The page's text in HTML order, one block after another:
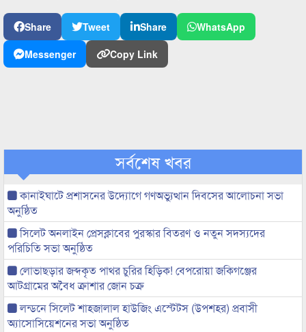
Share Tweet Share
WhatsApp
Messenger
Copy Link
সর্বশেষ খবর
কানাইঘাটে প্রশাসনের উদ্যোগে গণঅভ্যুত্থান দিবসের আলোচনা সভা
অনুষ্ঠিত
সিলেট অনলাইন প্রেসক্লাবের পুরস্কার বিতরণ ও নতুন সদস্যদের
পরিচিতি সভা অনুষ্ঠিত
লোভাছড়ার জব্দকৃত পাথর চুরির হিড়িক! বেপরোয়া জকিগঞ্জের
আটগ্রামের অবৈধ ক্রাশার জোন চক্র
লন্ডনে সিলেট শাহজালাল হাউজিং এস্টেটস (উপশহর) প্রবাসী
অ্যাসোসিয়েশনের সভা অনুষ্ঠিত